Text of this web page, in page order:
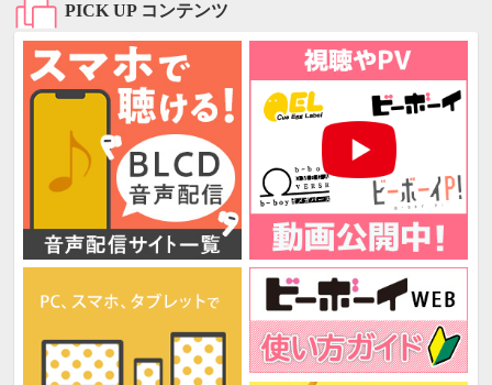
PICK UP コンテンツ